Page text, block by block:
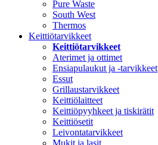
Pure Waste
South West
Thermos
Keittiötarvikkeet
Keittiötarvikkeet
Aterimet ja ottimet
Ensiapulaukut ja -tarvikkeet
Essut
Grillaustarvikkeet
Keittiölaitteet
Keittiöpyyhkeet ja tiskirätit
Keittiösetit
Leivontatarvikkeet
Mukit ja lasit